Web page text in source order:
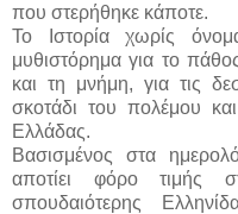
που στερήθηκε κάποτε.
Το Ιστορία χωρίς
μυθιστόρημα για το
και τη μνήμη, για τις
σκοτάδι του πολέμου
Ελλάδας.
Βασισμένος στα
αποτίει φόρο τιμής
σπουδαιότερης